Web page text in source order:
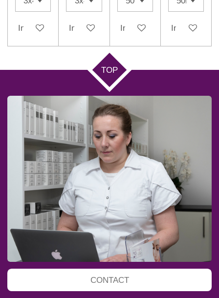
In winkelwagenIn winkelwagenIn winkelwagenIn
TOP
CONTACT